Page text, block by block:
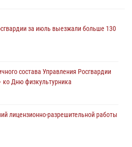
за июль выезжали больше 130
состава Управления Росгвардии
Дню физкультурника
лицензионно-разрешительной работы